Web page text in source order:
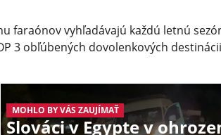
faraónov vyhľadávajú každú letnú
3 obľúbených dovolenkových
MOHLO BY VÁS ZAUJÍMAŤ
Slováci v Egypte v